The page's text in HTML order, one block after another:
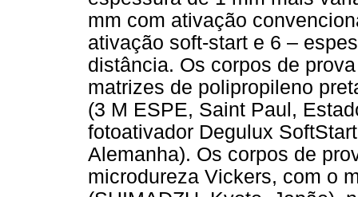
mm com ativação
ativação soft-start e 6 –
distância. Os corpos de
matrizes de polipropileno
(3 M ESPE, Saint Paul,
fotoativador Degulux
Alemanha). Os corpos de
microdureza Vickers, com o